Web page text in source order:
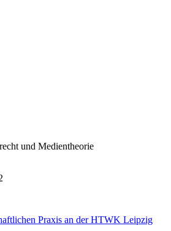
und Medientheorie
Praxis an der HTWK Leipzig